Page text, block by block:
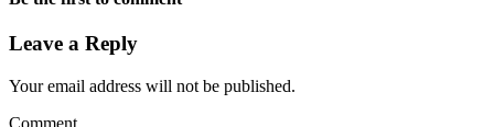
Leave a Reply
Your email address will not be published.
Comment